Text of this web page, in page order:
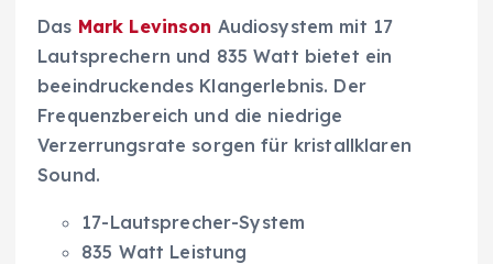
Das Mark Levinson Audiosystem mit 17
Lautsprechern und 835 Watt bietet ein
beeindruckendes Klangerlebnis. Der
Frequenzbereich und die niedrige
Verzerrungsrate sorgen für kristallklaren
Sound.
17-Lautsprecher-System
835 Watt Leistung